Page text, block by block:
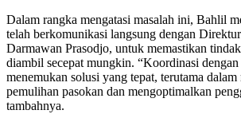
Dalam rangka mengatasi masalah ini, Bahlil
telah berkomunikasi langsung dengan
Darmawan Prasodjo, untuk memastikan
diambil secepat mungkin. “Koordinasi
menemukan solusi yang tepat, terutama dalam
pemulihan pasokan dan mengoptimalkan
tambahnya.